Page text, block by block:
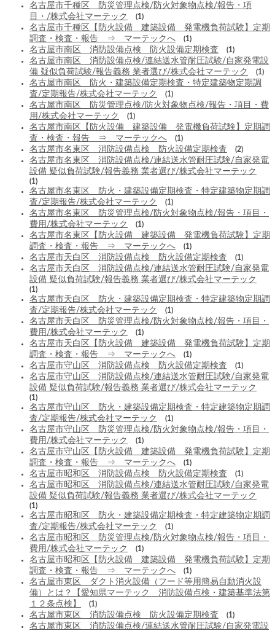
名古屋市千種区 防災管理点検/防火対象物点検/報告・項
目・/株式会社マーテック
(1)
名古屋市千種区【防火設備 建築設備 発電機負荷試験】定期
調査・検査・報告 ⇒ マーテックへ
(1)
名古屋市南区 消防設備点検 防火設備定期検査 (1)
名古屋市南区 消防設備点検/連結送水管耐圧試験/自家発電設
備 疑似負荷試験/報告義務 業者選び/株式会社マーテック
(1)
名古屋市南区 防火・建築設備定期検査・特定建築物定期調
査/定期報告/株式会社マーテック
(1)
名古屋市南区 防災管理点検/防火対象物点検/報告・項目・費
用/株式会社マーテック
(1)
名古屋市南区【防火設備 建築設備 発電機負荷試験】定期調
査・検査・報告 ⇒ マーテックへ
(1)
名古屋市名東区 消防設備点検 防火設備定期検査 (2)
名古屋市名東区 消防設備点検/連結送水管耐圧試験/自家発電
設備 疑似負荷試験/報告義務 業者選び/株式会社マーテック
(1)
名古屋市名東区 防火・建築設備定期検査・特定建築物定期調
査/定期報告/株式会社マーテック
(1)
名古屋市名東区 防災管理点検/防火対象物点検/報告・項目・
費用/株式会社マーテック
(1)
名古屋市名東区【防火設備 建築設備 発電機負荷試験】定期
調査・検査・報告 ⇒ マーテックへ
(1)
名古屋市天白区 消防設備点検 防火設備定期検査 (1)
名古屋市天白区 消防設備点検/連結送水管耐圧試験/自家発電
設備 疑似負荷試験/報告義務 業者選び/株式会社マーテック
(1)
名古屋市天白区 防火・建築設備定期検査・特定建築物定期調
査/定期報告/株式会社マーテック
(1)
名古屋市天白区 防災管理点検/防火対象物点検/報告・項目・
費用/株式会社マーテック
(1)
名古屋市天白区【防火設備 建築設備 発電機負荷試験】定期
調査・検査・報告 ⇒ マーテックへ
(1)
名古屋市守山区 消防設備点検 防火設備定期検査 (1)
名古屋市守山区 消防設備点検/連結送水管耐圧試験/自家発電
設備 疑似負荷試験/報告義務 業者選び/株式会社マーテック
(1)
名古屋市守山区 防火・建築設備定期検査・特定建築物定期調
査/定期報告/株式会社マーテック
(1)
名古屋市守山区 防災管理点検/防火対象物点検/報告・項目・
費用/株式会社マーテック
(1)
名古屋市守山区【防火設備 建築設備 発電機負荷試験】定期
調査・検査・報告 ⇒ マーテックへ
(1)
名古屋市昭和区 消防設備点検 防火設備定期検査 (1)
名古屋市昭和区 消防設備点検/連結送水管耐圧試験/自家発電
設備 疑似負荷試験/報告義務 業者選び/株式会社マーテック
(1)
名古屋市昭和区 防火・建築設備定期検査・特定建築物定期調
査/定期報告/株式会社マーテック
(1)
名古屋市昭和区 防災管理点検/防火対象物点検/報告・項目・
費用/株式会社マーテック
(1)
名古屋市昭和区【防火設備 建築設備 発電機負荷試験】定期
調査・検査・報告 ⇒ マーテックへ
(1)
名古屋市東区 ダクト消火設備（フード等用簡易自動消火設
備）とは？【愛知県マーテック 消防設備点検・建築基準法第
１２条点検】
(1)
名古屋市東区 消防設備点検 防火設備定期検査 (1)
名古屋市東区 消防設備点検/連結送水管耐圧試験/自家発電設